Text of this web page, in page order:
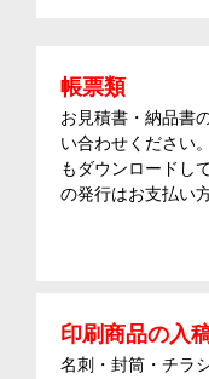
帳票類
お見積書・納品書
い合わせください
もダウンロードし
の発行はお支払い
印刷商品の入
名刺・封筒・チラ